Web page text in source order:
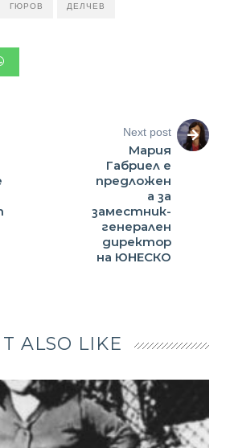
ГЮРОВ ДЕЛЧЕВ
Next post
Мария
Габриел е
предложен
а за
заместник-
генерален
директор
на ЮНЕСКО
ALSO LIKE